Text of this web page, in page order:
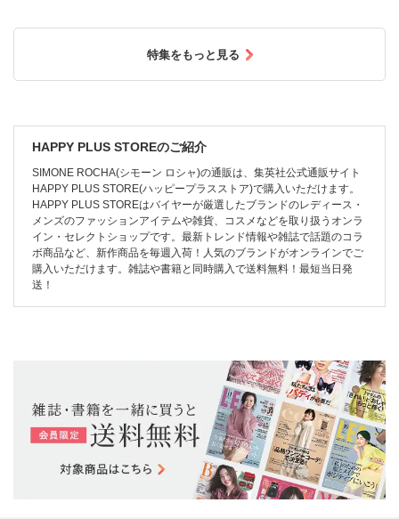
特集をもっと見る
HAPPY PLUS STOREのご紹介
SIMONE ROCHA(シモーン ロシャ)の通販は、集英社公式通販サイト
HAPPY PLUS STORE(ハッピープラスストア)で購入いただけます。
HAPPY PLUS STOREはバイヤーが厳選したブランドのレディース・
メンズのファッションアイテムや雑貨、コスメなどを取り扱うオンラ
イン・セレクトショップです。最新トレンド情報や雑誌で話題のコラ
ボ商品など、新作商品を毎週入荷！人気のブランドがオンラインでご
購入いただけます。雑誌や書籍と同時購入で送料無料！最短当日発
送！